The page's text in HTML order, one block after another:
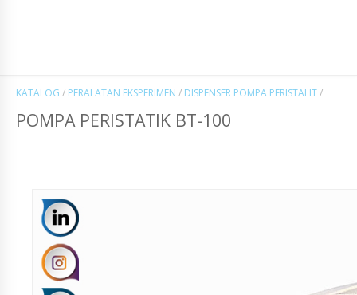
KATALOG / PERALATAN EKSPERIMEN / DISPENSER POMPA PERISTALIT/
POMPA PERISTATIK BT-100